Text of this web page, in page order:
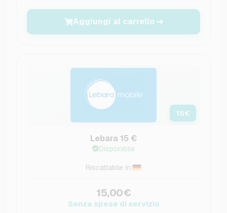
Aggiungi al carrello
15€
Lebara 15 €
Disponibile
Riscattabile in:
15,00€
Senza spese di servizio